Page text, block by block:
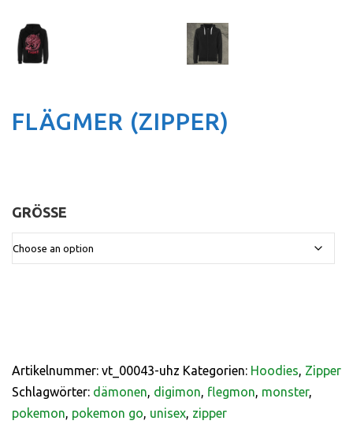
FLÄGMER (ZIPPER)
GRÖSSE
Artikelnummer: vt_00043-uhz Kategorien: Hoodies, Zipper
Schlagwörter: dämonen, digimon, flegmon, monster,
pokemon, pokemon go, unisex, zipper